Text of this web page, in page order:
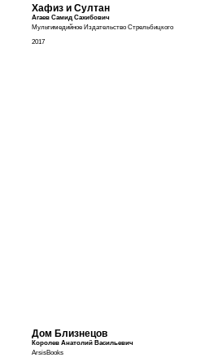
Хафиз и Султан
Агаев Самид Сахибович
Мультимедийное Издательство Стрельбицкого
2017
Дом Близнецов
Королев Анатолий Васильевич
ArsisBooks